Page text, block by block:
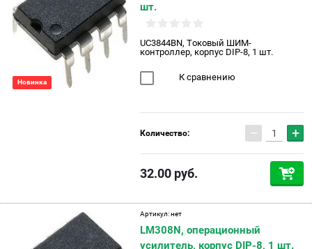
Новинка
шт.
UC3844BN, Токовый ШИМ-
контроллер, корпус DIP-8, 1 шт.
К сравнению
Количество: − +
32.00 руб.
Артикул:нет
LM308N, операционный
усилитель, корпус DIP-8, 1 шт.